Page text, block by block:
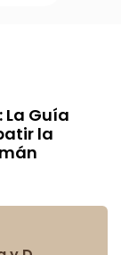
Guía
la